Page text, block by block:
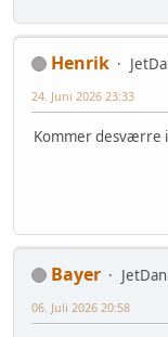
Henrik
24. Juni 2026 23:33
Kommer desværre
Bayer
06. Juli 2026 20:58